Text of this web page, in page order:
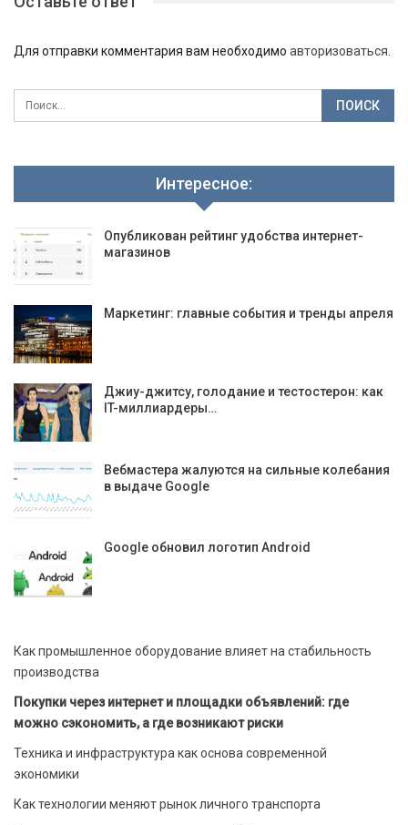
Для отправки комментария вам необходимо авторизоваться
Интересное:
Опубликован рейтинг удобства интернет-
магазинов
Маркетинг: главные события и тренды апреля
Джиу-джитсу, голодание и тестостерон: как
IT-миллиардеры…
Вебмастера жалуются на сильные колебания
в выдаче Google
Google обновил логотип Android
Как промышленное оборудование влияет на стабильность
производства
Покупки через интернет и площадки объявлений: где
можно сэкономить, а где возникают риски
Техника и инфраструктура как основа современной
экономики
Как технологии меняют рынок личного транспорта